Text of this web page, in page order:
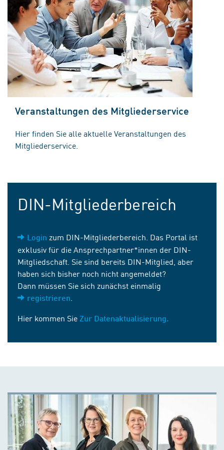
Veranstaltungen des Mitgliederservice
Hier finden Sie alle aktuelle Veranstaltungen des
Mitgliederservice.
DIN-Mitgliederbereich
Login zum DIN-Mitgliederbereich. Das Portal ist
exklusiv für die Ansprechpartner*innen der DIN-
Mitgliedschaft. Sie sind bereits DIN-Mitglied, aber
haben sich bisher noch nicht angemeldet?
Dann müssen Sie sich zunächst einmalig
registrieren
Hier kommen Sie Zur Datenaktualisierung.